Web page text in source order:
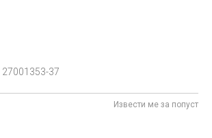
27001353-37
Извести ме за попуст